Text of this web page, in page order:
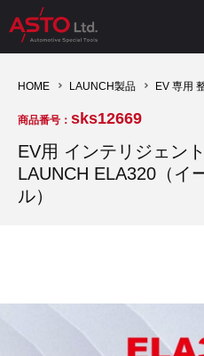
診断機（16）
キープログラマー（4）
診断テスター（10）
キープログラマー（20）
HCB TOOLS（45）
AST TOOLS（51）
オシロスコープ（2）
オシロ関連商品（9）
ドイツ車（427）
イタリア/フランス車（145）
現品修理（77）
リビルト品（58）
オシロスコープ（10）
アクセサリー（13）
HOME LAUNCH製品 EV 専用
商品番号： sks12669
EV用 インテリジェン
LAUNCH ELA320（イ
ル）